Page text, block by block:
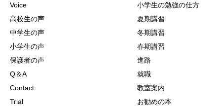
Voice
高校生の声
中学生の声
小学生の声
保護者の声
Q＆A
Contact
Trial
小学生の勉強の仕方
夏期講習
冬期講習
春期講習
進路
就職
教室案内
お勧めの本